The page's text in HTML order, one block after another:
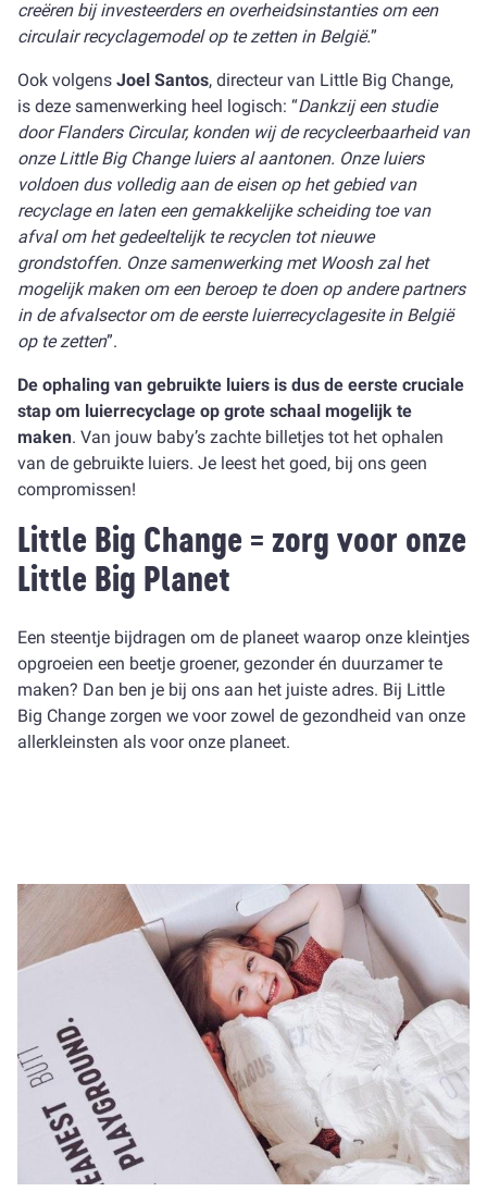
creëren bij investeerders en overheidsinstanties om een
circulair recyclagemodel op te zetten in België.”
Ook volgens Joel Santos, directeur van Little Big Change,
is deze samenwerking heel logisch: “Dankzij een studie
door Flanders Circular, konden wij de recycleerbaarheid van
onze Little Big Change luiers al aantonen. Onze luiers
voldoen dus volledig aan de eisen op het gebied van
recyclage en laten een gemakkelijke scheiding toe van
afval om het gedeeltelijk te recyclen tot nieuwe
grondstoffen. Onze samenwerking met Woosh zal het
mogelijk maken om een beroep te doen op andere partners
in de afvalsector om de eerste luierrecyclagesite in België
op te zetten”.
De ophaling van gebruikte luiers is dus de eerste cruciale
stap om luierrecyclage op grote schaal mogelijk te
maken. Van jouw baby’s zachte billetjes tot het ophalen
van de gebruikte luiers. Je leest het goed, bij ons geen
compromissen!
Little Big Change = zorg voor onze
Little Big Planet
Een steentje bijdragen om de planeet waarop onze kleintjes
opgroeien een beetje groener, gezonder én duurzamer te
maken? Dan ben je bij ons aan het juiste adres. Bij Little
Big Change zorgen we voor zowel de gezondheid van onze
allerkleinsten als voor onze planeet.